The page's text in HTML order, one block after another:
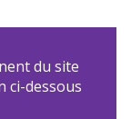
du site
ci-dessous